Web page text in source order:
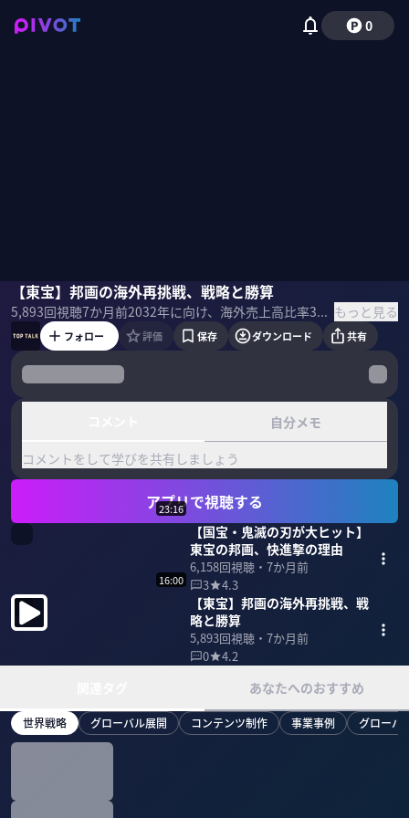
0
【東宝】邦画の海外再挑戦、戦略と勝算
5,893回視聴7か月前 2032年に向け、海外売上高比率30%を目指す東宝。邦画の世界再挑戦に向けた勝ち筋とグローバル戦略は？これから求められるプロデューサー像とは？取締役社長の松岡宏泰氏に聞いた。 ＜ゲスト＞ 松岡宏泰｜東宝 取締役社長 1994年 東宝東和入社 同社社長などを経て2022年から現職 曽祖父は阪急東宝グループの創業者・小林一三 ▼MC 佐々木紀彦 磯貝初奈 ＜目次＞ もっと見る
松岡宏泰 佐々木紀彦磯貝初奈
フォロー 評価 保存 ダウンロード 共有
自分メモ
コメントをして学びを共有しましょう
アプリで視聴する
23:16
【国宝・鬼滅の刃が大ヒット】
東宝の邦画、快進撃の理由
6,158回視聴・ 7か月前
3
4.3
16:00
【東宝】邦画の海外再挑戦、戦
略と勝算
5,893回視聴・ 7か月前
0
4.2
あなたへのおすすめ
世界戦略 グローバル展開 コンテンツ制作 事業事例 グローバ